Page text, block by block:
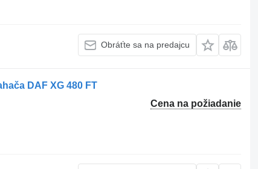
Obráťte sa na predajcu
DAF XG 480 FT
Cena na požiadanie